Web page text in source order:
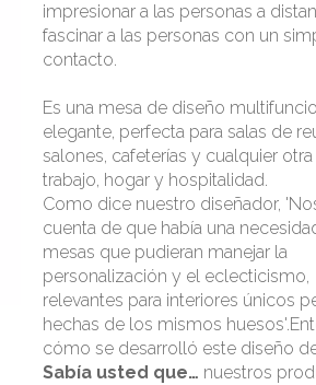
impresionar a las personas a
fascinar a las personas con un
contacto.
Es una mesa de diseño
elegante, perfecta para salas de
salones, cafeterías y cualquier otra
trabajo, hogar y hospitalidad.
Como dice nuestro diseñador,
cuenta de que había una
mesas que pudieran manejar la
personalización y el eclecticismo,
relevantes para interiores únicos
hechas de los mismos
cómo se desarrolló este diseño
Sabía usted que… nuestros